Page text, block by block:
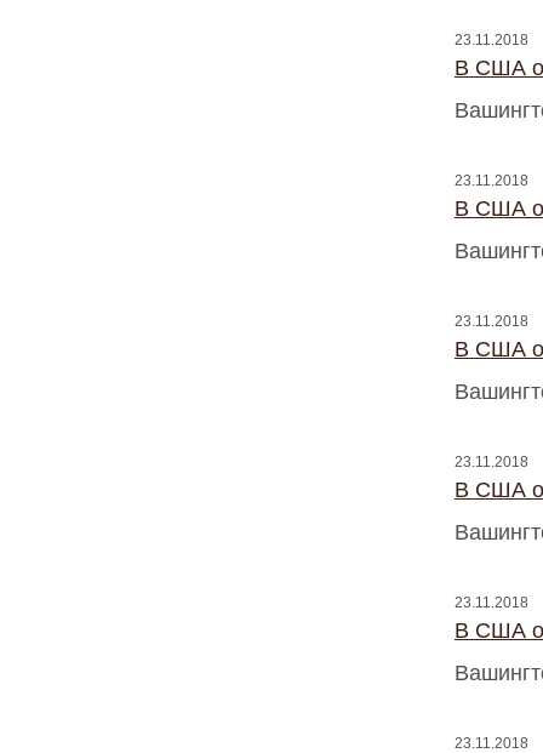
23.11.2018
В США
23.11.2018
В США
23.11.2018
В США
23.11.2018
В США
23.11.2018
В США
23.11.2018